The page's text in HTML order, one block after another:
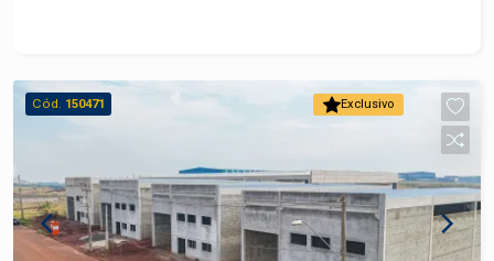
para suas atividades industriais. Agende sua
visita.
Exclusivo
Cód. 150471